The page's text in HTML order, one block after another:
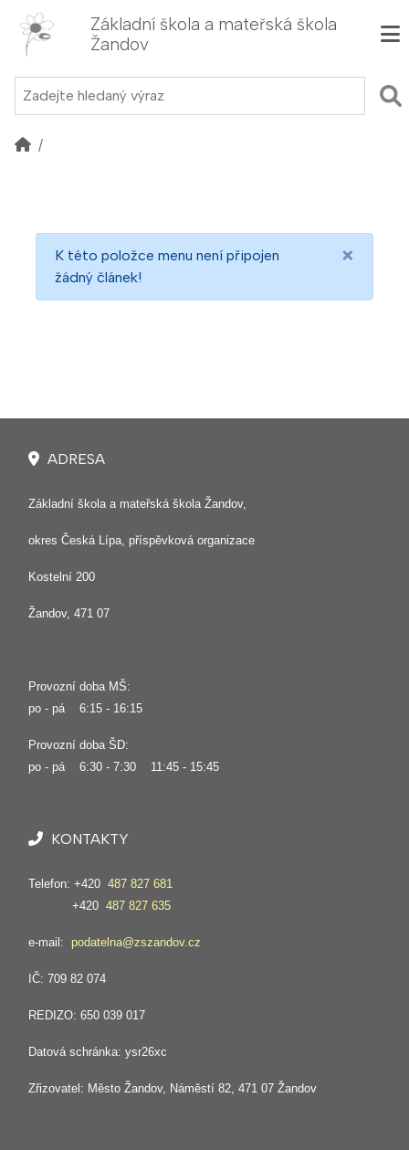
Základní škola a mateřská škola
Žandov
×
K této položce menu není připojen
žádný článek!
ADRESA
Základní škola a mateřská škola Žandov,
okres Česká Lípa, příspěvková organizace
Kostelní 200
Žandov, 471 07
Provozní doba MŠ:
po - pá 6:15 - 16:15
Provozní doba ŠD:
po - pá 6:30 - 7:30 11:45 - 15:45
KONTAKTY
Telefon: +420 487 827 681
+420 487 827 635
e-mail: podatelna@zszandov.cz
IČ: 709 82 074
REDIZO: 650 039 017
Datová schránka: ysr26xc
Zřizovatel: Město Žandov, Náměstí 82, 471 07 Žandov